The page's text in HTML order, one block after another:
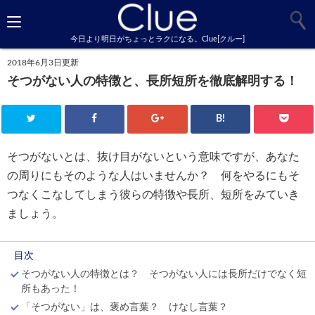
今日より明日がちょっとラクになる。Clue[クルー]
2018年6月3日更新
そつがない人の特徴と、長所短所を徹底解明する！
B!
そつがないとは、抜け目がないという意味ですが、あなた
の周りにもそのような人はいませんか？ 何をやるにもそ
つなくこなしてしまう彼らの特徴や長所、短所をみていき
ましょう。
目次
そつがない人の特徴とは？ そつがない人には長所だけでなく短
所もあった！
「そつがない」は、褒め言葉？ けなし言葉？